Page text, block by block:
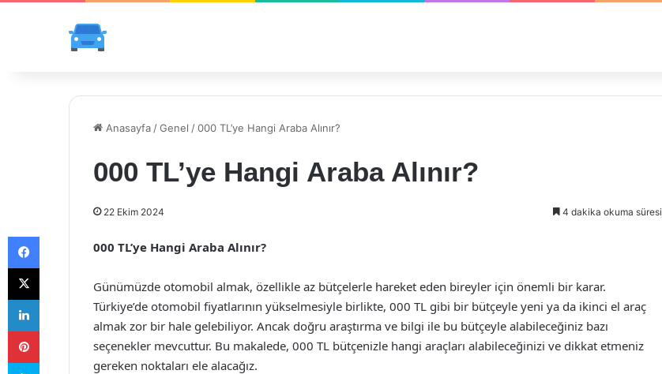
Anasayfa /Genel /000 TL’ye Hangi Araba Alınır?
000 TL’ye Hangi Araba Alınır?
22 Ekim 2024 4 dakika okuma süresi
000 TL’ye Hangi Araba Alınır?
Günümüzde otomobil almak, özellikle az bütçelerle hareket eden bireyler için önemli bir karar.
Türkiye’de otomobil fiyatlarının yükselmesiyle birlikte, 000 TL gibi bir bütçeyle yeni ya da ikinci el araç
almak zor bir hale gelebiliyor. Ancak doğru araştırma ve bilgi ile bu bütçeyle alabileceğiniz bazı
seçenekler mevcuttur. Bu makalede, 000 TL bütçenizle hangi araçları alabileceğinizi ve dikkat etmeniz
gereken noktaları ele alacağız.
Facebook
X
LinkedIn
Pinterest
Skype